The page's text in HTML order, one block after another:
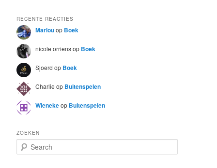
RECENTE REACTIES
Marlouop Boek
nicole orriensop Boek
Sjoerd op Boek
Charlie op Buitenspelen
Wienekeop Buitenspelen
ZOEKEN
e